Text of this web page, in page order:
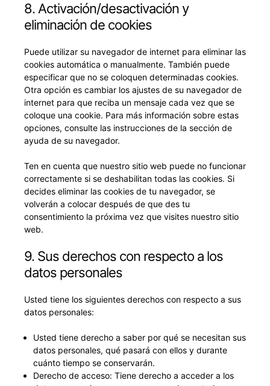
8. Activación/desactivación y
eliminación de cookies
Puede utilizar su navegador de internet para eliminar las
cookies automática o manualmente. También puede
especificar que no se coloquen determinadas cookies.
Otra opción es cambiar los ajustes de su navegador de
internet para que reciba un mensaje cada vez que se
coloque una cookie. Para más información sobre estas
opciones, consulte las instrucciones de la sección de
ayuda de su navegador.
Ten en cuenta que nuestro sitio web puede no funcionar
correctamente si se deshabilitan todas las cookies. Si
decides eliminar las cookies de tu navegador, se
volverán a colocar después de que des tu
consentimiento la próxima vez que visites nuestro sitio
web.
9. Sus derechos con respecto a los
datos personales
Usted tiene los siguientes derechos con respecto a sus
datos personales:
Usted tiene derecho a saber por qué se necesitan sus
datos personales, qué pasará con ellos y durante
cuánto tiempo se conservarán.
Derecho de acceso: Tiene derecho a acceder a los